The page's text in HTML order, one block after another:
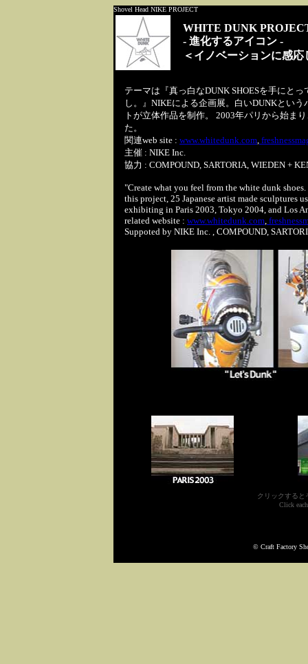
Shovel Head NIKE PROJECT
WHITE DUNK
- 進化するアイコン -
＜イノベーションに感
テーマは『真っ白なDUNK SHOESを手にと
し。』NIKEによる企画展。白いDUNKとい
トが立体作品を制作。 2003年パリから始ま
た。
関連web site : www.whitedunk.com,
主催 : NIKE Inc.
協力 : COMPOUND, SARTORIA, WIEDEN +
"Create what you feel from the white dunk
this project, 25 Japanese artist made sculptures
exhibiting in Paris 2003, Tokyo 2004, and Los
related website : www.whitedunk.com,
Suppoted by NIKE Inc. , COMPOUND,
クリックすると
Click
© Craft Factory